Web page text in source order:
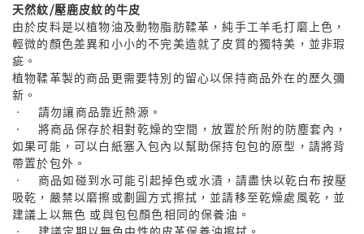
天然紋/壓鹿皮紋的牛皮
由於皮料是以植物油及動物脂肪鞣革，純手工羊毛打磨上色，
輕微的顏色差異和小小的不完美造就了皮質的獨特美，並非瑕
疵。
植物鞣革製的商品更需要特別的留心以保持商品外在的歷久彌
新。
• 請勿讓商品靠近熱源。
• 將商品保存於相對乾燥的空間，放置於所附的防塵套內，
如果可能，可以白紙塞入包內以幫助保持包包的原型，請將背
帶置於包外。
• 商品如碰到水可能引起掉色或水漬，請盡快以乾白布按壓
吸乾，嚴禁以磨擦或劃圓方式擦拭，並請移至乾燥處風乾，並
建議上以無色 或與包包顏色相同的保養油。
• 建議定期以無色中性的皮革保養油擦拭。